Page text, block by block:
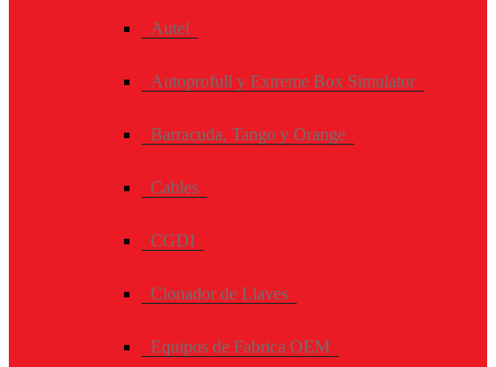
Autel
Autoprofull y Extreme Box Simulator
Barracuda, Tango y Orange
Cables
CGDI
Clonador de Llaves
Equipos de Fabrica OEM